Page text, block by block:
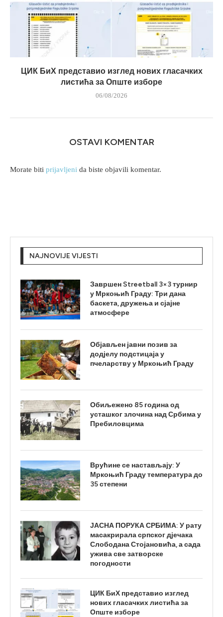
ЦИК БиХ представио изглед нових гласачких
листића за Опште изборе
06/08/2026
OSTAVI KOMENTAR
Morate biti prijavljeni da biste objavili komentar.
NAJNOVIJE VIJESTI
Завршен Streetball 3×3 турнир
у Мркоњић Граду: Три дана
баскета, дружења и сјајне
атмосфере
Објављен јавни позив за
додјелу подстицаја у
пчеларству у Мркоњић Граду
Обиљежено 85 година од
усташког злочина над Србима у
Пребиловцима
Врућине се настављају: У
Мркоњић Граду температура до
35 степени
ЈАСНА ПОРУКА СРБИМА: У рату
масакрирала српског дјечака
Слободана Стојановића, а сада
ужива све затворске
погодности
ЦИК БиХ представио изглед
нових гласачких листића за
Опште изборе